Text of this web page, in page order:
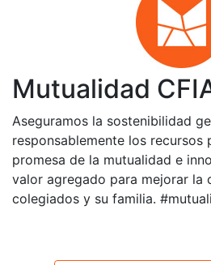
Mutualidad
Aseguramos la sostenibilidad
responsablemente los recursos
promesa de la mutualidad e
valor agregado para mejorar la
colegiados y su familia.